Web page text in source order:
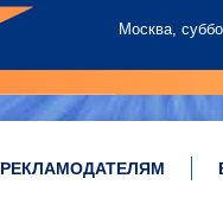
Москва,
РЕКЛАМОДАТЕЛЯМ